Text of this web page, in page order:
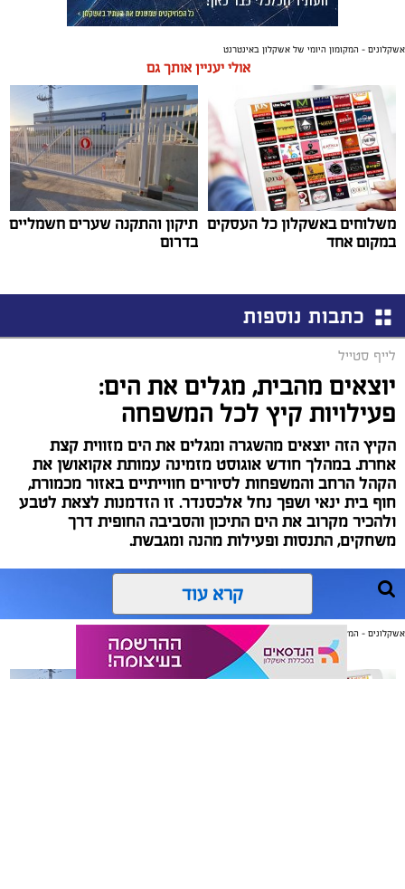
אשקלונים - המקומון היומי של אשקלון באינטרנט
אולי יעניין אותך גם
משלוחים באשקלון כל העסקים
במקום אחד
תיקון והתקנה שערים חשמליים
בדרום
כתבות נוספות
לייף סטייל
יוצאים מהבית, מגלים את הים:
פעילויות קיץ לכל המשפחה
הקיץ הזה יוצאים מהשגרה ומגלים את הים מזווית קצת
אחרת. במהלך חודש אוגוסט מזמינה עמותת אקואושן את
הקהל הרחב והמשפחות לסיורים חווייתיים באזור מכמורת,
חוף בית ינאי ושפך נחל אלכסנדר. זו הזדמנות לצאת לטבע
ולהכיר מקרוב את הים התיכון והסביבה החופית דרך
משחקים, התנסות ופעילות מהנה ומגבשת.
קרא עוד
אשקלונים - המקומון היומי של אשקלון באינטרנט
אולי יעניין אותך גם